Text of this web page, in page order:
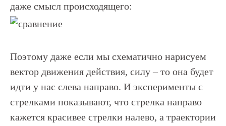
даже смысл происходящего:
Поэтому даже если мы схематично нарисуем
вектор движения действия, силу – то она будет
идти у нас слева направо. И эксперименты с
стрелками показывают, что стрелка направо
кажется красивее стрелки налево, а траектории